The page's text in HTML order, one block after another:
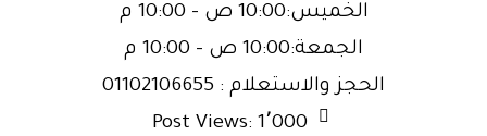
الخميس:10:00 ص – 10:00 م
الجمعة:10:00 ص – 10:00 م
الحجز والاستعلام : 01102106655
Post Views: 1٬000